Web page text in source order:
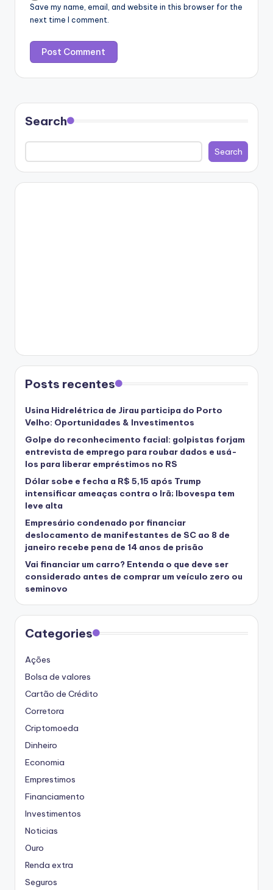
Save my name, email, and website in this browser for the
next time I comment.
Search
Search
Posts recentes
Usina Hidrelétrica de Jirau participa do Porto
Velho: Oportunidades & Investimentos
Golpe do reconhecimento facial: golpistas forjam
entrevista de emprego para roubar dados e usá-
los para liberar empréstimos no RS
Dólar sobe e fecha a R$ 5,15 após Trump
intensificar ameaças contra o Irã; Ibovespa tem
leve alta
Empresário condenado por financiar
deslocamento de manifestantes de SC ao 8 de
janeiro recebe pena de 14 anos de prisão
Vai financiar um carro? Entenda o que deve ser
considerado antes de comprar um veículo zero ou
seminovo
Categories
Ações
Bolsa de valores
Cartão de Crédito
Corretora
Criptomoeda
Dinheiro
Economia
Emprestimos
Financiamento
Investimentos
Noticias
Ouro
Renda extra
Seguros